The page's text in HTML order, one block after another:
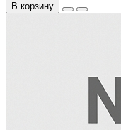
В корзину